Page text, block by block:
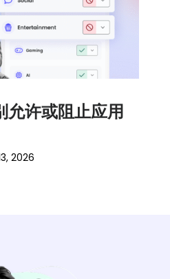
允许或阻止应用
2026